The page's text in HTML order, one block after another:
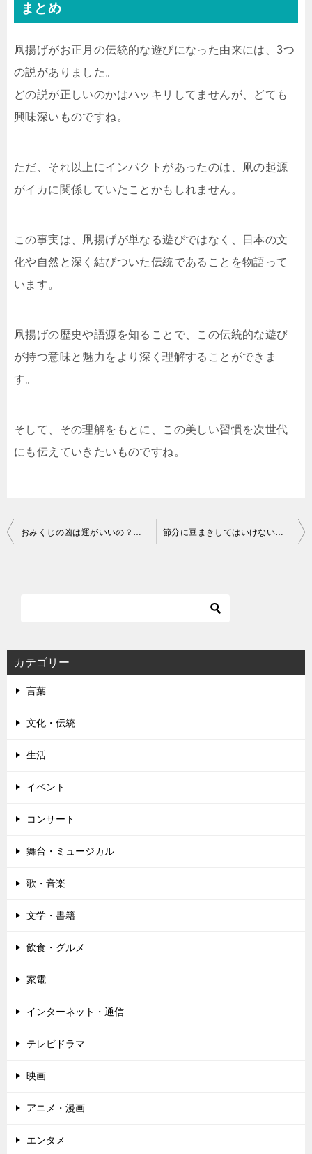
まとめ
凧揚げがお正月の伝統的な遊びになった由来には、3つ
の説がありました。
どの説が正しいのかはハッキリしてませんが、どても
興味深いものですね。
ただ、それ以上にインパクトがあったのは、凧の起源
がイカに関係していたことかもしれません。
この事実は、凧揚げが単なる遊びではなく、日本の文
化や自然と深く結びついた伝統であることを物語って
います。
凧揚げの歴史や語源を知ることで、この伝統的な遊び
が持つ意味と魅力をより深く理解することができま
す。
そして、その理解をもとに、この美しい習慣を次世代
にも伝えていきたいものですね。
投
シ
ョ
おみくじの凶は運がいいの？その意味と適切な行動について詳しく説明しました！ 節分に豆まきしてはいけない苗字があるって本当？その理由と由来について詳しく説明しました！
カテゴリー
言葉
文化・伝統
生活
イベント
コンサート
舞台・ミュージカル
歌・音楽
文学・書籍
飲食・グルメ
家電
インターネット・通信
テレビドラマ
映画
アニメ・漫画
エンタメ